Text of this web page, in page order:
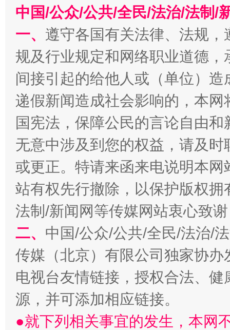
千年窑火 生生不息 一
揭开“小金库”的免责幌子
中国/公众/公共/全民/法治/法制/
一、 遵守各国有关法律、法规
规及行业规定和网络职业道德
间接引起的给他人或（单位）
递假新闻造成社会影响的，本
国宪法，保障公民的言论自由
无意中涉及到您的权益，请及
或更正。特请来函来电说明本
站有权先行撤除，以保护版权
法制/新闻网等传媒网站衷心致
二、 中国/公众/公共/全民/法治/
传媒（北京）有限公司独家协
电视台友情链接，授权合法、
源，并可添加相应链接。
●就下列相关事宜的发生，本网